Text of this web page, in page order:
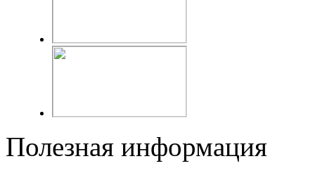
Полезная информация